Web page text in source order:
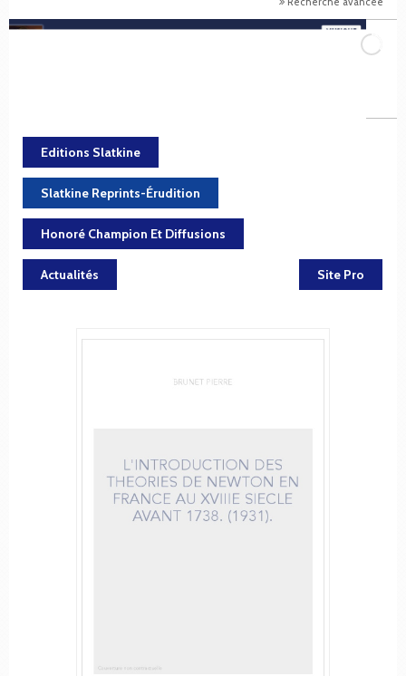
Editions Slatkine
Slatkine Reprints-Érudition
Honoré Champion Et Diffusions
Actualités Site Pro